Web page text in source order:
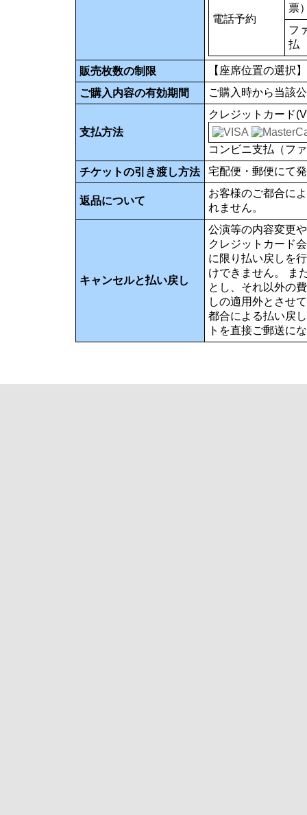
電話予約
票
フ
払
販売枚数の制限
【座席位置の選択
ご購入内容の有効期間
ご購入時から当該
支払方法
クレジットカード
コンビニ支払（フ
チケットの引き渡し方法
宅配便・郵便にて
返品について
お客様のご都合に
れません。
キャンセルと払い戻し
公演等の内容変更
クレジットカード
に限り払い戻しを
けできません。 ま
とし、それ以外の
しの適用外とさせ
都合による払い戻
トを直接ご郵送に